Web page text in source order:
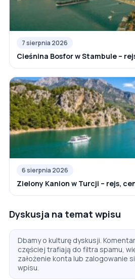
7 sierpnia 2026
Cieśnina Bosfor w Stambule –
6 sierpnia 2026
Zielony Kanion w Turcji – rejs,
Dyskusja na temat wpisu
Dbamy o kulturę dyskusji.
częściej trafiają do filtra spamu,
założenie konta lub zalogowanie
wpisu.